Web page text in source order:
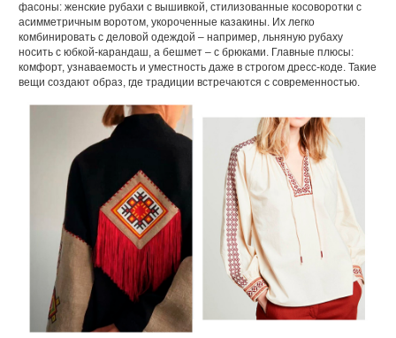
фасоны: женские рубахи с вышивкой, стилизованные косоворотки с
асимметричным воротом, укороченные казакины. Их легко
комбинировать с деловой одеждой – например, льняную рубаху
носить с юбкой-карандаш, а бешмет – с брюками. Главные плюсы:
комфорт, узнаваемость и уместность даже в строгом дресс-коде. Такие
вещи создают образ, где традиции встречаются с современностью.